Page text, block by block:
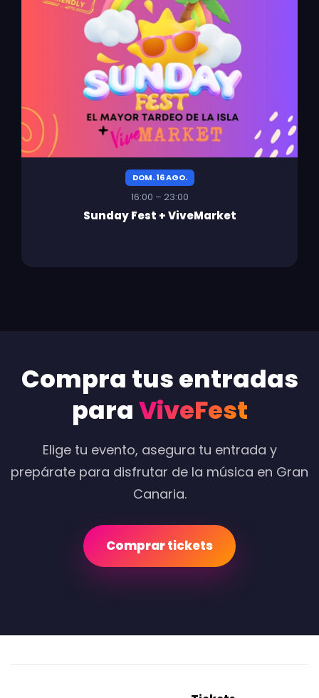
DOM. 16 AGO.
16:00 – 23:00
Sunday Fest + ViveMarket
Compra tus entradas
paraViveFest
Elige tu evento, asegura tu entrada y
prepárate para disfrutar de la música en Gran
Canaria.
Comprar tickets